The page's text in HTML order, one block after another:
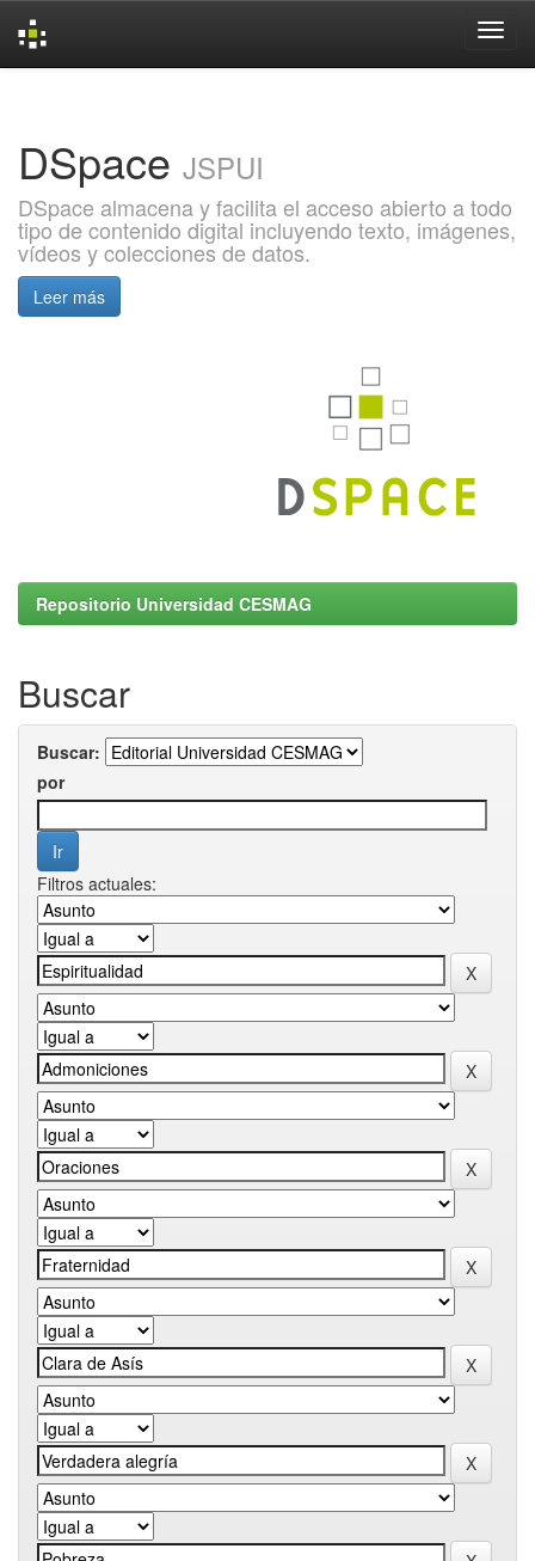
DSpace JSPUI
DSpace almacena y facilita el acceso abierto a todo
tipo de contenido digital incluyendo texto, imágenes,
vídeos y colecciones de datos.
Leer más
Repositorio Universidad CESMAG
Buscar
Buscar:
por
Filtros actuales: